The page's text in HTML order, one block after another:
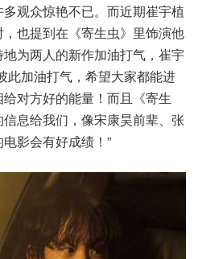
观众惊艳不已。而近期崔宇植
也提到在《寄生虫》里饰演他
为两人的新作加油打气，崔宇
此加油打气，希望大家都能进
对方好的能量！而且《寄生
息给我们，像宋康昊前辈、张
影会有好成绩！”